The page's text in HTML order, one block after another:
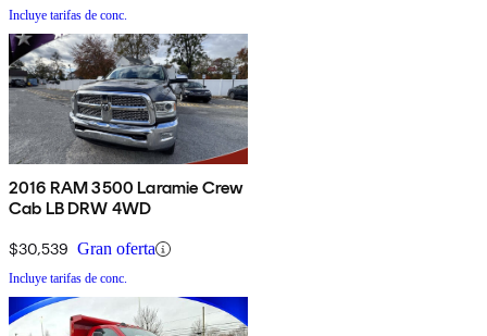
Incluye tarifas de conc.
2016 RAM 3500 Laramie Crew
Cab LB DRW 4WD
$30,539 Gran oferta
Incluye tarifas de conc.